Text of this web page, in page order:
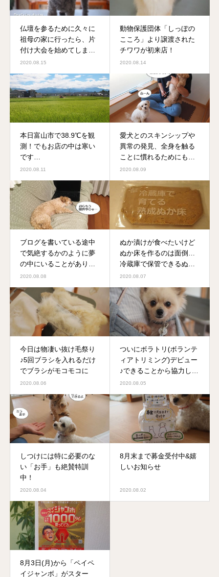
仏壇を参るために久々に
祖母の家に行ったら、片
付け大会を始めてしまっ
たお話
2020.08.15
動物保護団体「しっぽの
こころ」より譲渡された
チワワが初来店！
2020.08.14
本日富山市で38.9℃を観
測！でもお店の中は寒い
です…
2020.08.11
愛犬とのスキンシップや
異常の発見、全身を触る
ことに慣れるためにもブ
ラッシングはオススメで
2020.08.09
ブログを書いている途中
で気絶するかのように夢
の中にいることがありま
す(笑)
2020.08.08
ぬか漬けが食べたいけど
ぬか床を作るのは面倒…
冷蔵庫で保管できるぬか
床を買いました
2020.08.07
今日は物凄い抜け毛祭り
♪5回ブラシを入れるだけ
でブラシがモコモコに
2020.08.06
ついにボラトリ(ボランテ
ィアトリミング)デビュー
♪できることから協力した
いです
2020.08.05
しつけには特に必要のな
い「お手」も絶賛特訓
中！
2020.08.04
8月末まで募金受付中&嬉
しいお知らせ
2020.08.02
8月3日(月)から「ペイペ
イジャンボ」がスター